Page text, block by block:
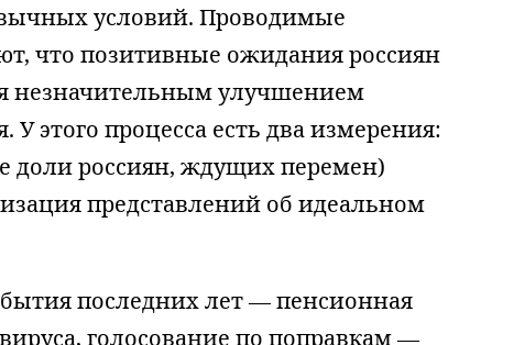
условий. Проводимые
что позитивные ожидания россиян
незначительным улучшением
этого процесса есть два измерения:
доли россиян, ждущих перемен)
представлений об идеальном
последних лет — пенсионная
голосование по поправкам —